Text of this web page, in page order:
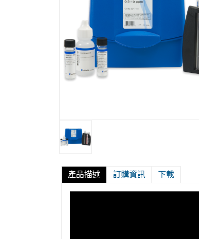
產品描述 訂購資訊 下載